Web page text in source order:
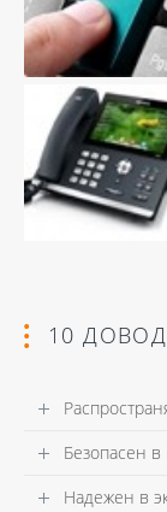
10
Безопасен в
Надежен в